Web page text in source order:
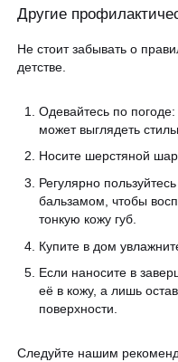
Другие
Не стоит забывать о
детстве.
Одевайтесь по
может выглядеть
Носите шерстяной
Регулярно
бальзамом, чтобы
тонкую кожу губ.
Купите в дом
Если наносите в
её в кожу, а лишь
поверхности.
Следуйте нашим